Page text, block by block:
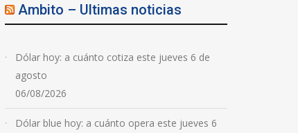
Ambito – Ultimas noticias
Dólar hoy: a cuánto cotiza este jueves 6 de
agosto
06/08/2026
Dólar blue hoy: a cuánto opera este jueves 6